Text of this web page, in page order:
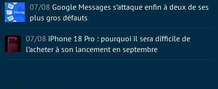
07/08 Google Messages s’attaque enfin à deux de ses
plus gros défauts
07/08 iPhone 18 Pro : pourquoi il sera difficile de
l’acheter à son lancement en septembre